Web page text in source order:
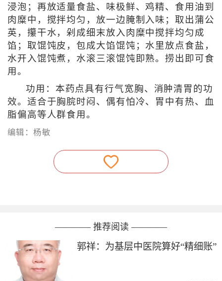
浸泡；再放适量食盐、味极鲜、鸡精、食用油到
肉糜中，搅拌均匀，放一边腌制入味；取出蒲公
英，攥干水，剁成细末放入肉糜中搅拌均匀成
馅；取馄饨皮，包成大馅馄饨；水里放点食盐，
水开入馄饨煮，水滚三滚馄饨即熟。捞出即可食
用。
功用：本药点具有行气宽胸、消肿清胃的功
效。适合于胸脘时闷、偶有怕冷、胃中有热、血
脂偏高等人群食用。
编辑：杨敏
———— 推荐阅读 ————
郭祥：为基层中医院算好“精细账”